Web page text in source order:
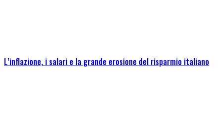
L’inflazione, i salari e la grande erosione del risparmio italiano